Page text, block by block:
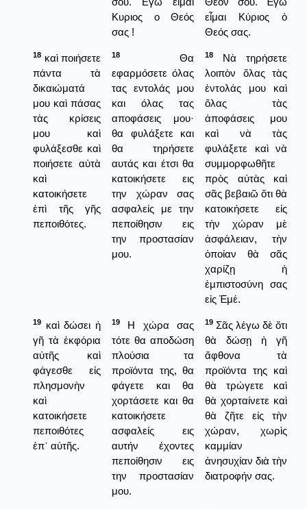
Κυριος ο Θεός
σας !
εἶμαι Κύριος ὁ
Θεός σας.
18 καὶ ποιήσετε
πάντα τὰ
δικαιώματά
μου καὶ πάσας
τὰς κρίσεις
μου καὶ
φυλάξεσθε καὶ
ποιήσετε αὐτὰ
καὶ
κατοικήσετε
ἐπὶ τῆς γῆς
πεποιθότες.
18
Θα
εφαρμόσετε όλας
τας εντολάς μου
και όλας τας
αποφάσεις μου·
θα φυλάξετε και
θα τηρήσετε
αυτάς και έτσι θα
κατοικήσετε εις
την χώραν σας
ασφαλείς με την
πεποίθησιν εις
την προστασίαν
μου.
18
Νὰ τηρήσετε
λοιπὸν ὅλας τὰς
ἐντολάς μου καὶ
ὅλας τὰς
ἀποφάσεις μου
καὶ νὰ τὰς
φυλάξετε καὶ νὰ
συμμορφωθῆτε
πρὸς αὐτὰς καὶ
σᾶς βεβαιῶ ὅτι θὰ
κατοικήσετε εἰς
τὴν χώραν μὲ
ἀσφάλειαν, τὴν
ὁποίαν θὰ σᾶς
χαρίζῃ ἡ
ἐμπιστοσύνη σας
εἰς Ἐμέ.
19
καὶ δώσει ἡ
γῆ τὰ ἐκφόρια
αὐτῆς καὶ
φάγεσθε εἰς
πλησμονὴν
καὶ
κατοικήσετε
πεποιθότες
ἐπ᾿ αὐτῆς.
19
Η χώρα σας
τότε θα αποδώση
πλούσια τα
προϊόντα της, θα
φάγετε και θα
χορτάσετε και θα
κατοικήσετε
ασφαλείς εις
αυτήν έχοντες
πεποίθησιν εις
την προστασίαν
μου.
19 Σᾶς λέγω δὲ ὅτι
θὰ δώσῃ ἡ γῆ
ἄφθονα τὰ
προϊόντα της καὶ
θὰ τρώγετε καὶ
θὰ χορταίνετε καὶ
θὰ ζῆτε εἰς τὴν
χώραν, χωρὶς
καμμίαν
ἀνησυχίαν διὰ τὴν
διατροφήν σας.